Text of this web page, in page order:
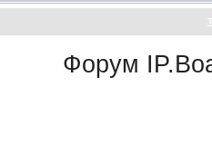
Форум